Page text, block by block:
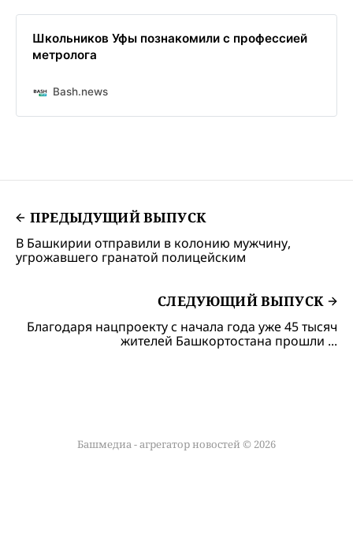
Школьников Уфы познакомили с профессией
метролога
Bash.news
ПРЕДЫДУЩИЙ ВЫПУСК
В Башкирии отправили в колонию мужчину,
угрожавшего гранатой полицейским
СЛЕДУЮЩИЙ ВЫПУСК
Благодаря нацпроекту с начала года уже 45 тысяч
жителей Башкортостана прошли ...
Башмедиа - агрегатор новостей © 2026